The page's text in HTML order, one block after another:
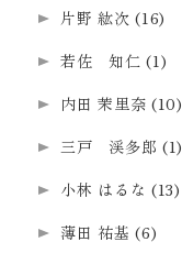
片野 紘次 (16)
若佐 知仁 (1)
内田 茉里奈 (10)
三戸 渓多郎 (1)
小林 はるな (13)
薄田 祐基 (6)